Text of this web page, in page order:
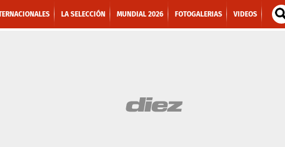
LA SELECCIÓN MUNDIAL 2026 FOTOGALERIAS VIDEOS